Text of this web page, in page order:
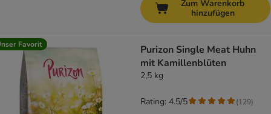
Zum Warenkorb
hinzufügen
Favorit
Purizon Single Meat Huhn
mit Kamillenblüten
2,5 kg
Rating: 4.5/5 (129)